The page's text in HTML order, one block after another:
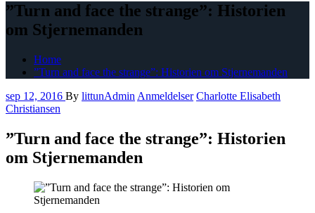
”Turn and face the strange”: Historien
om Stjernemanden
Home
”Turn and face the strange”: Historien om Stjernemanden
sep 12, 2016 By littunAdmin Anmeldelser Charlotte Elisabeth
Christiansen
”Turn and face the strange”: Historien
om Stjernemanden